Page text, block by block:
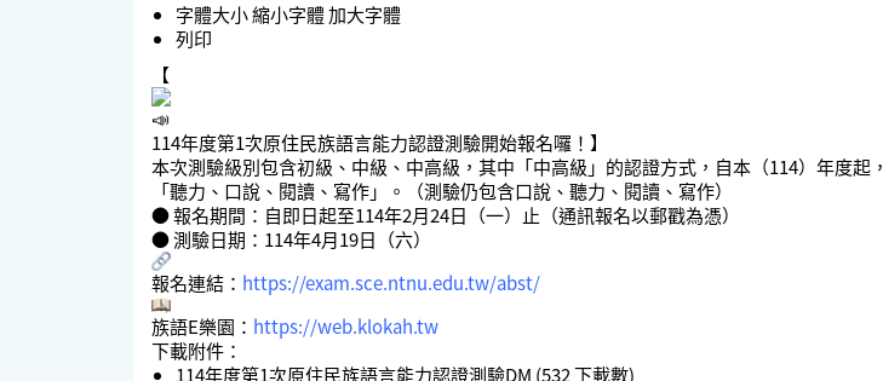
字體大小縮小字體加大字體
列印
【
114年度第1次原住民族語言能力認證測驗開始報名囉！】
本次測驗級別包含初級、中級、中高級，其中「中高級」的認證方式，自本（114）年度
「聽力、口說、閱讀、寫作」。（測驗仍包含口說、聽力、閱讀、寫作）
● 報名期間：自即日起至114年2月24日（一）止（通訊報名以郵戳為憑）
● 測驗日期：114年4月19日（六）
報名連結： https://exam.sce.ntnu.edu.tw/abst/
族語E樂園： https://web.klokah.tw
下載附件：
114年度第1次原住民族語言能力認證測驗DM (532 下載數)